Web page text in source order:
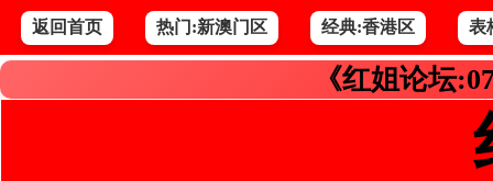
返回首页 热门:新澳门区 经典:香港区 表
《红姐论坛